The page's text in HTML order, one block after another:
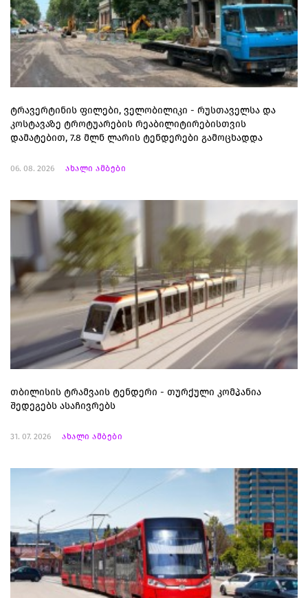
ტრავერტინის ფილები, ველობილიკი - რუსთაველსა და
კოსტავაზე ტროტუარების რეაბილიტირებისთვის
დამატებით, 7.8 მლნ ლარის ტენდერები გამოცხადდა
06. 08. 2026 ახალი ამბები
თბილისის ტრამვაის ტენდერი - თურქული კომპანია
შედეგებს ასაჩივრებს
31. 07. 2026 ახალი ამბები